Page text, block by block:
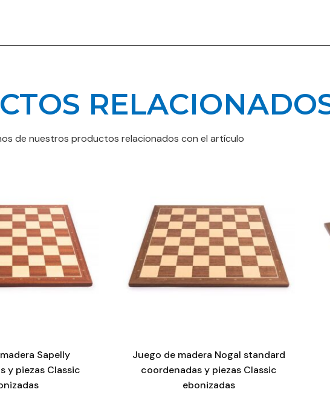
de nuestros productos relacionados con el artículo
Sapelly
y piezas Classic
Juego de madera Nogal standard
coordenadas y piezas Classic
ebonizadas